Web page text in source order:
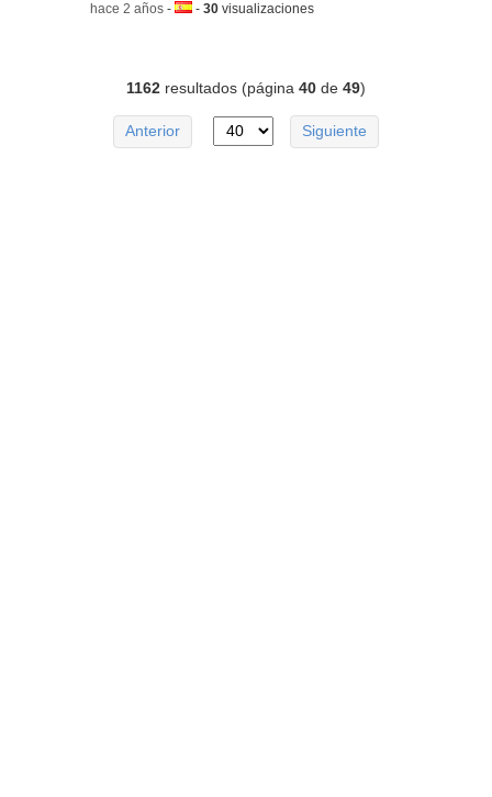
-hace 2 años -Idioma:
-30 visualizaciones
1162resultados (página 40de 49)
Anterior Siguiente